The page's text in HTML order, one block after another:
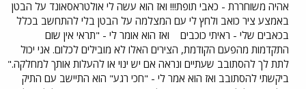
אהיה משוחררת - כאבי תופת!!! ואז הוא עשה לי אולטראסאונד על הבטן
באמצע ציר כואב ולחץ לי עם המצלמה על הבטן בלי להתחשב בכלל
בכאבים שלי - ראיתי כוכבים
ואז הוא אומר לי - "תראי אין שום
התקדמות מהפעם הקודמת, הצירים האלו לא מובילים לכלום. אני יכול
לתת לך להסתובב שעתיים ונראה אם יש ינוי או להעלות אותך למחלקה."
ביקשתי להסתובב ואז הוא אמר לי - "חכי רגע" הוא התיישב עם התיק